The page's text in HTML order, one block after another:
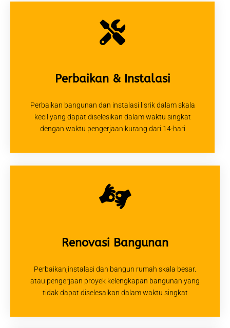
Perbaikan & Instalasi
Perbaikan bangunan dan instalasi lisrik dalam skala
kecil yang dapat diselesikan dalam waktu singkat
dengan waktu pengerjaan kurang dari 14-hari
Renovasi Bangunan
Perbaikan,instalasi dan bangun rumah skala besar.
atau pengerjaan proyek kelengkapan bangunan yang
tidak dapat diselesaikan dalam waktu singkat